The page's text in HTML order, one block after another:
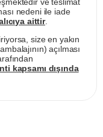
nedeni ile iade
aittir.
size en yakın
açılması
kapsamı dışında